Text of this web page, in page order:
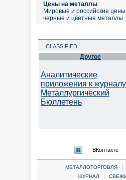
Цены на металлы
Мировые и российские
черные и цветные металлы
CLASSIFIED
Другое
Аналитические
приложения к журналу
Металлургический
Бюллетень
ВКонтакте
МЕТАЛЛОТОРГОВЛЯ |
ЖУРНАЛ
|